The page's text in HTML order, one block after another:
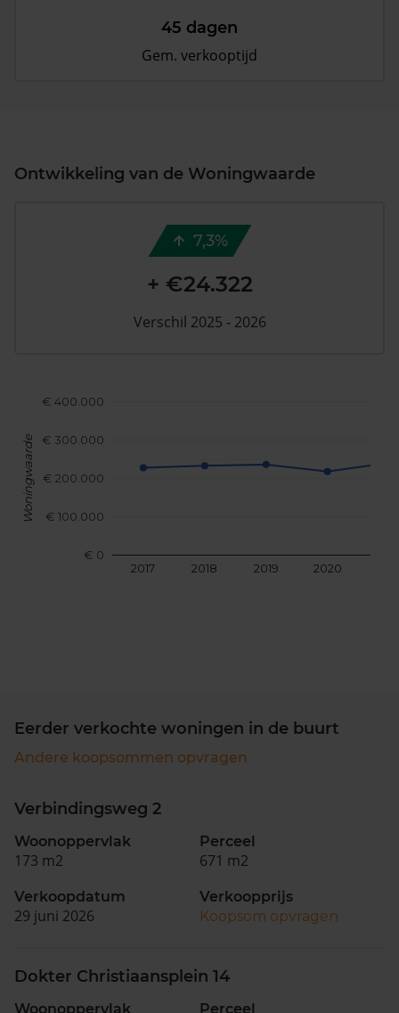
45 dagen
Gem. verkooptijd
Ontwikkeling van de Woningwaarde
2017 2018 2019 2020
€ 0
€ 100.000
€ 200.000
€ 300.000
€ 400.000
Woningwaarde
7,3%
+ €24.322
Verschil 2025 - 2026
Eerder verkochte woningen in de buurt
Andere koopsommen opvragen
Verbindingsweg 2
Woonoppervlak
173 m2
Perceel
671 m2
Verkoopdatum
29 juni 2026
Verkoopprijs
Koopsom opvragen
Dokter Christiaansplein 14
Woonoppervlak Perceel